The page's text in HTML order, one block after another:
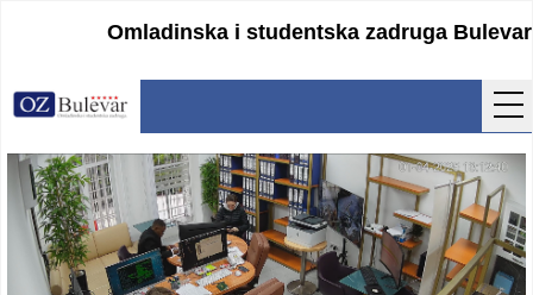
Omladinska i studentska zadruga Bulevar
Početna
Usluge
Uputstva